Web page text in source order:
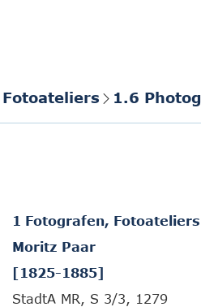
1.6
1 Fotografen, Fotoateliers
Moritz Paar
[1825-1885]
StadtA MR, S 3/3, 1279